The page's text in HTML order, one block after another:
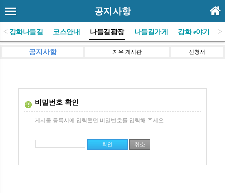
공지사항
<)강화나들길 코스안내 나들길광장 나들길가게 강화 e야기 >
공지사항 자유 게시판 신청서
비밀번호 확인
게시물 등록시에 입력했던 비밀번호를 입력해 주세요.